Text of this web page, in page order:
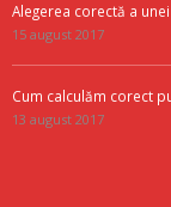
Alegerea corectă a
15 august 2017
Cum calculăm corect
13 august 2017